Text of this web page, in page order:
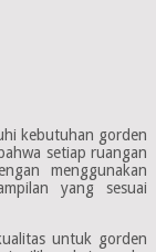
kebutuhan gorden
setiap ruangan
menggunakan
yang sesuai
untuk gorden